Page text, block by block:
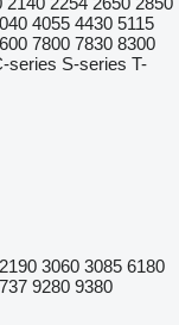
4055 4430 5115
7800 7830 8300
series S-series T-
2190 3060 3085 6180
9280 9380